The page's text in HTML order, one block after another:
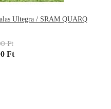
Ultegra / SRAM QUARQ
Ft
Ft